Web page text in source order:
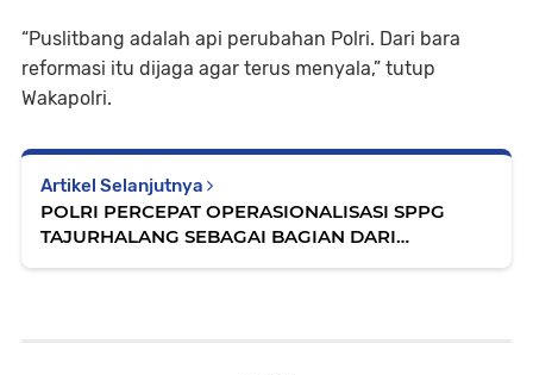
“Puslitbang adalah api perubahan Polri. Dari bara
reformasi itu dijaga agar terus menyala,” tutup
Wakapolri.
Artikel Selanjutnya
POLRI PERCEPAT OPERASIONALISASI SPPG
TAJURHALANG SEBAGAI BAGIAN DARI